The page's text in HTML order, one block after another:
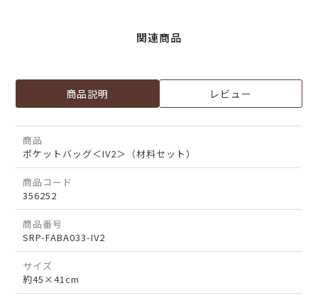
関連商品
商品説明 レビュー
商品
ポケットバッグ＜IV2＞（材料セット）
商品コード
356252
商品番号
SRP-FABA033-IV2
サイズ
約45×41cm